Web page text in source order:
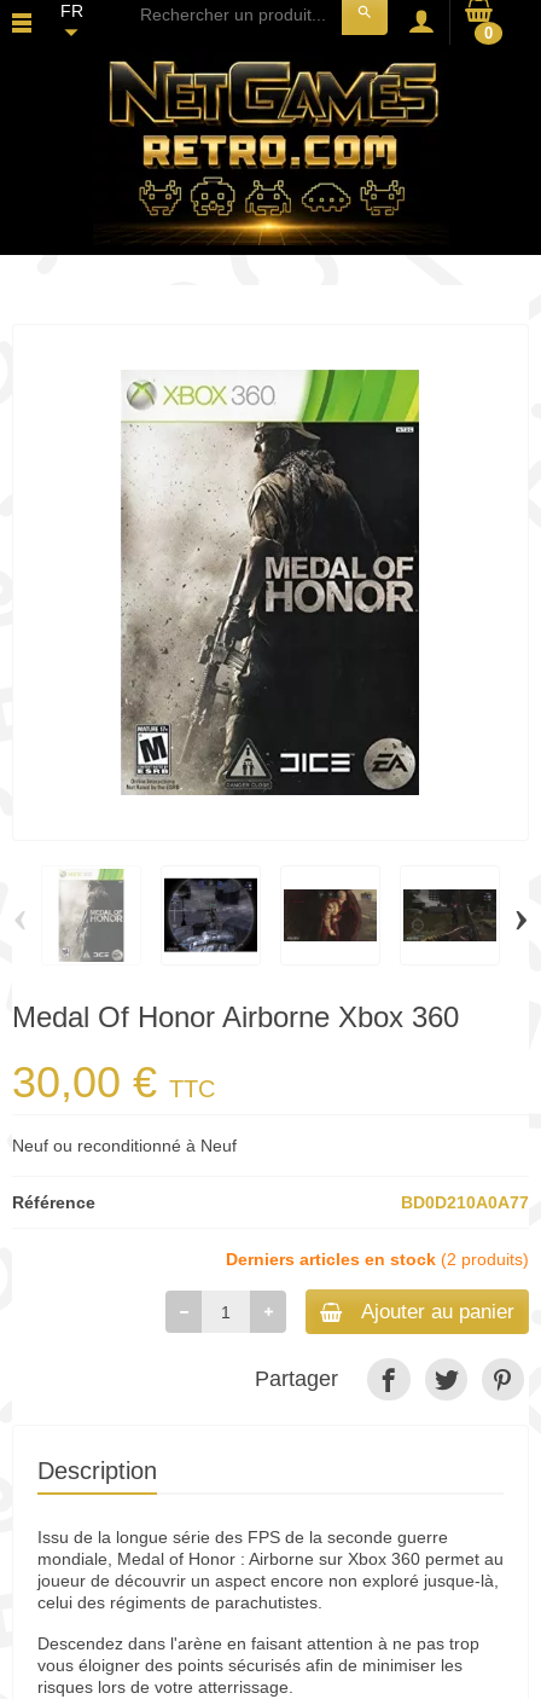
FR
search
0
‹ ›
Medal Of Honor Airborne Xbox 360
30,00 € TTC
Neuf ou reconditionné à Neuf
Référence BD0D210A0A77
Derniers articles en stock (2 produits)
Ajouter au panier
Partager
Description
Issu de la longue série des FPS de la seconde guerre
mondiale, Medal of Honor : Airborne sur Xbox 360 permet au
joueur de découvrir un aspect encore non exploré jusque-là,
celui des régiments de parachutistes.
Descendez dans l'arène en faisant attention à ne pas trop
vous éloigner des points sécurisés afin de minimiser les
risques lors de votre atterrissage.